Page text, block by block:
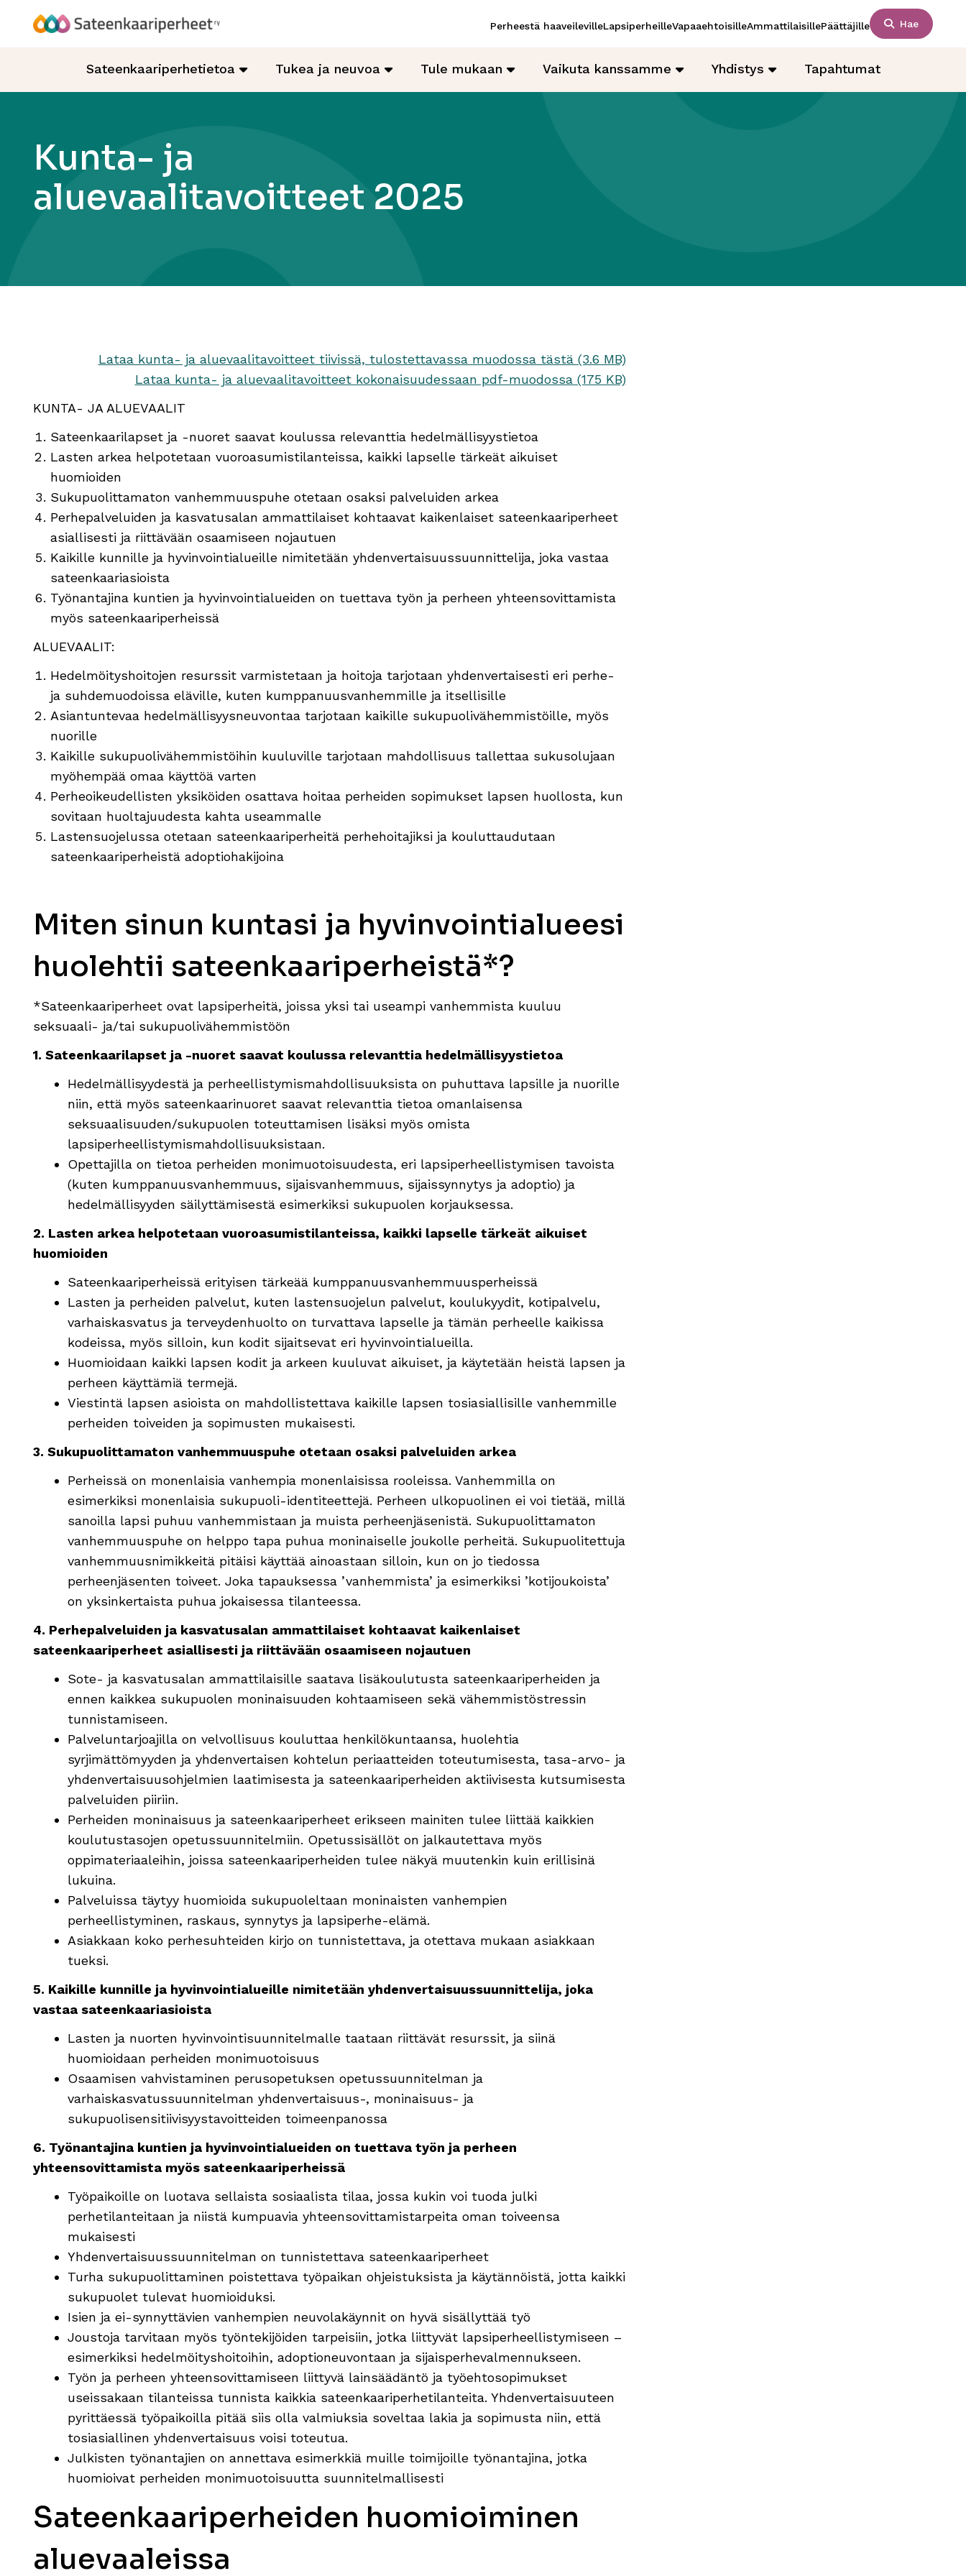
sisältöön
Perheestä haaveilevilleLapsiperheilleVapaaehtoisilleAmmattilaisillePäättäjille Hae
Sateenkaariperhetietoa Tukea ja neuvoa Tule mukaan Vaikuta kanssamme Yhdistys Tapahtumat
Kunta- ja
aluevaalitavoitteet 2025
Lataa kunta- ja aluevaalitavoitteet tiivissä, tulostettavassa muodossa tästä (3.6 MB)
Lataa kunta- ja aluevaalitavoitteet kokonaisuudessaan pdf-muodossa (175 KB)
KUNTA- JA ALUEVAALIT
Sateenkaarilapset ja -nuoret saavat koulussa relevanttia hedelmällisyystietoa
Lasten arkea helpotetaan vuoroasumistilanteissa, kaikki lapselle tärkeät aikuiset
huomioiden
Sukupuolittamaton vanhemmuuspuhe otetaan osaksi palveluiden arkea
Perhepalveluiden ja kasvatusalan ammattilaiset kohtaavat kaikenlaiset sateenkaariperheet
asiallisesti ja riittävään osaamiseen nojautuen
Kaikille kunnille ja hyvinvointialueille nimitetään yhdenvertaisuussuunnittelija, joka vastaa
sateenkaariasioista
Työnantajina kuntien ja hyvinvointialueiden on tuettava työn ja perheen yhteensovittamista
myös sateenkaariperheissä
ALUEVAALIT:
Hedelmöityshoitojen resurssit varmistetaan ja hoitoja tarjotaan yhdenvertaisesti eri perhe-
ja suhdemuodoissa eläville, kuten kumppanuusvanhemmille ja itsellisille
Asiantuntevaa hedelmällisyysneuvontaa tarjotaan kaikille sukupuolivähemmistöille, myös
nuorille
Kaikille sukupuolivähemmistöihin kuuluville tarjotaan mahdollisuus tallettaa sukusolujaan
myöhempää omaa käyttöä varten
Perheoikeudellisten yksiköiden osattava hoitaa perheiden sopimukset lapsen huollosta, kun
sovitaan huoltajuudesta kahta useammalle
Lastensuojelussa otetaan sateenkaariperheitä perhehoitajiksi ja kouluttaudutaan
sateenkaariperheistä adoptiohakijoina
Miten sinun kuntasi ja hyvinvointialueesi
huolehtii sateenkaariperheistä*?
*Sateenkaariperheetovat lapsiperheitä, joissa yksi tai useampi vanhemmista kuuluu
seksuaali- ja/tai sukupuolivähemmistöön
1. Sateenkaarilapset ja -nuoret saavat koulussa relevanttia hedelmällisyystietoa
Hedelmällisyydestä ja perheellistymismahdollisuuksista on puhuttava lapsille ja nuorille
niin, että myös sateenkaarinuoret saavat relevanttia tietoa omanlaisensa
seksuaalisuuden/sukupuolen toteuttamisen lisäksi myös omista
lapsiperheellistymismahdollisuuksistaan.
Opettajilla on tietoa perheiden monimuotoisuudesta, eri lapsiperheellistymisen tavoista
(kuten kumppanuusvanhemmuus, sijaisvanhemmuus, sijaissynnytys ja adoptio) ja
hedelmällisyyden säilyttämisestä esimerkiksi sukupuolen korjauksessa.
2. Lasten arkea helpotetaan vuoroasumistilanteissa, kaikki lapselle tärkeät aikuiset
huomioiden
Sateenkaariperheissä erityisen tärkeää kumppanuusvanhemmuusperheissä
Lasten ja perheiden palvelut, kuten lastensuojelun palvelut, koulukyydit, kotipalvelu,
varhaiskasvatus ja terveydenhuolto on turvattava lapselle ja tämän perheelle kaikissa
kodeissa, myös silloin, kun kodit sijaitsevat eri hyvinvointialueilla.
Huomioidaan kaikki lapsen kodit ja arkeen kuuluvat aikuiset, ja käytetään heistä lapsen ja
perheen käyttämiä termejä.
Viestintä lapsen asioista on mahdollistettava kaikille lapsen tosiasiallisille vanhemmille
perheiden toiveiden ja sopimusten mukaisesti.
3.Sukupuolittamaton vanhemmuuspuhe otetaan osaksi palveluiden arkea
Perheissä on monenlaisia vanhempia monenlaisissa rooleissa. Vanhemmilla on
esimerkiksi monenlaisia sukupuoli-identiteettejä. Perheen ulkopuolinen ei voi tietää, millä
sanoilla lapsi puhuu vanhemmistaan ja muista perheenjäsenistä. Sukupuolittamaton
vanhemmuuspuhe on helppo tapa puhua moninaiselle joukolle perheitä. Sukupuolitettuja
vanhemmuusnimikkeitä pitäisi käyttää ainoastaan silloin, kun on jo tiedossa
perheenjäsenten toiveet. Joka tapauksessa ’vanhemmista’ ja esimerkiksi ’kotijoukoista’
on yksinkertaista puhua jokaisessa tilanteessa.
4. Perhepalveluiden ja kasvatusalan ammattilaiset kohtaavat kaikenlaiset
sateenkaariperheet asiallisesti ja riittävään osaamiseen nojautuen
Sote- ja kasvatusalan ammattilaisille saatava lisäkoulutusta sateenkaariperheiden ja
ennen kaikkea sukupuolen moninaisuuden kohtaamiseen sekä vähemmistöstressin
tunnistamiseen.
Palveluntarjoajilla on velvollisuus kouluttaa henkilökuntaansa, huolehtia
syrjimättömyyden ja yhdenvertaisen kohtelun periaatteiden toteutumisesta, tasa-arvo- ja
yhdenvertaisuusohjelmien laatimisesta ja sateenkaariperheiden aktiivisesta kutsumisesta
palveluiden piiriin.
Perheiden moninaisuus ja sateenkaariperheet erikseen mainiten tulee liittää kaikkien
koulutustasojen opetussuunnitelmiin. Opetussisällöt on jalkautettava myös
oppimateriaaleihin, joissa sateenkaariperheiden tulee näkyä muutenkin kuin erillisinä
lukuina.
Palveluissa täytyy huomioida sukupuoleltaan moninaisten vanhempien
perheellistyminen, raskaus, synnytys ja lapsiperhe-elämä.
Asiakkaan koko perhesuhteiden kirjo on tunnistettava, ja otettava mukaan asiakkaan
tueksi.
5. Kaikille kunnille ja hyvinvointialueille nimitetään yhdenvertaisuussuunnittelija, joka
vastaa sateenkaariasioista
Lasten ja nuorten hyvinvointisuunnitelmalle taataan riittävät resurssit, ja siinä
huomioidaan perheiden monimuotoisuus
Osaamisen vahvistaminen perusopetuksen opetussuunnitelman ja
varhaiskasvatussuunnitelman yhdenvertaisuus-, moninaisuus- ja
sukupuolisensitiivisyystavoitteiden toimeenpanossa
6. Työnantajina kuntien ja hyvinvointialueiden on tuettava työn ja perheen
yhteensovittamista myös sateenkaariperheissä
Työpaikoille on luotava sellaista sosiaalista tilaa, jossa kukin voi tuoda julki
perhetilanteitaan ja niistä kumpuavia yhteensovittamistarpeita oman toiveensa
mukaisesti
Yhdenvertaisuussuunnitelman on tunnistettava sateenkaariperheet
Turha sukupuolittaminen poistettava työpaikan ohjeistuksista ja käytännöistä, jotta kaikki
sukupuolet tulevat huomioiduksi.
Isien ja ei-synnyttävien vanhempien neuvolakäynnit on hyvä sisällyttää työ
Joustoja tarvitaan myös työntekijöiden tarpeisiin, jotka liittyvät lapsiperheellistymiseen –
esimerkiksi hedelmöityshoitoihin, adoptioneuvontaan ja sijaisperhevalmennukseen.
Työn ja perheen yhteensovittamiseen liittyvä lainsäädäntö ja työehtosopimukset
useissakaan tilanteissa tunnista kaikkia sateenkaariperhetilanteita. Yhdenvertaisuuteen
pyrittäessä työpaikoilla pitää siis olla valmiuksia soveltaa lakia ja sopimusta niin, että
tosiasiallinen yhdenvertaisuus voisi toteutua.
Julkisten työnantajien on annettava esimerkkiä muille toimijoille työnantajina, jotka
huomioivat perheiden monimuotoisuutta suunnitelmallisesti
Sateenkaariperheiden huomioiminen
aluevaaleissa